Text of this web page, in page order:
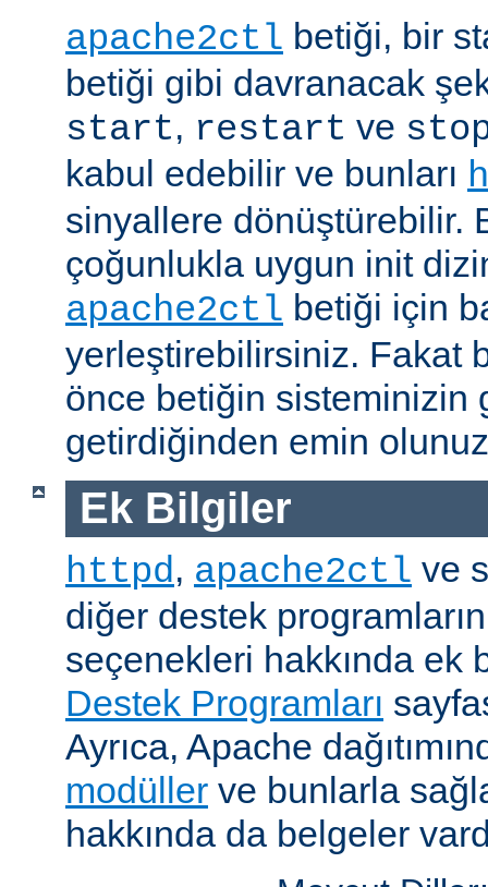
apache2ctl betiği, bir
betiği gibi davranacak
start, restart ve
kabul edebilir ve bunları
sinyallere dönüştürebilir.
çoğunlukla uygun init
apache2ctl betiği için
yerleştirebilirsiniz. Fakat
önce betiğin sisteminizin
getirdiğinden emin
Ek Bilgiler
httpd, apache2ctl ve
diğer destek
seçenekleri hakkında ek
Destek Programları
Ayrıca, Apache
modüller ve bunlarla
hakkında da belgeler